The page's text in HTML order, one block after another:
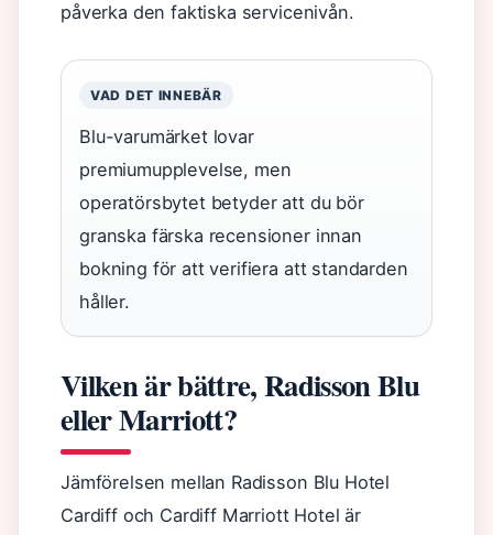
påverka den faktiska servicenivån.
VAD DET INNEBÄR
Blu-varumärket lovar
premiumupplevelse, men
operatörsbytet betyder att du bör
granska färska recensioner innan
bokning för att verifiera att standarden
håller.
Vilken är bättre, Radisson Blu
eller Marriott?
Jämförelsen mellan Radisson Blu Hotel
Cardiff och Cardiff Marriott Hotel är